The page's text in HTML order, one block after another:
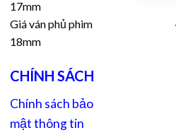
17mm
Giá ván phủ phim
18mm
CHÍNH SÁCH
Chính sách bảo
mật thông tin